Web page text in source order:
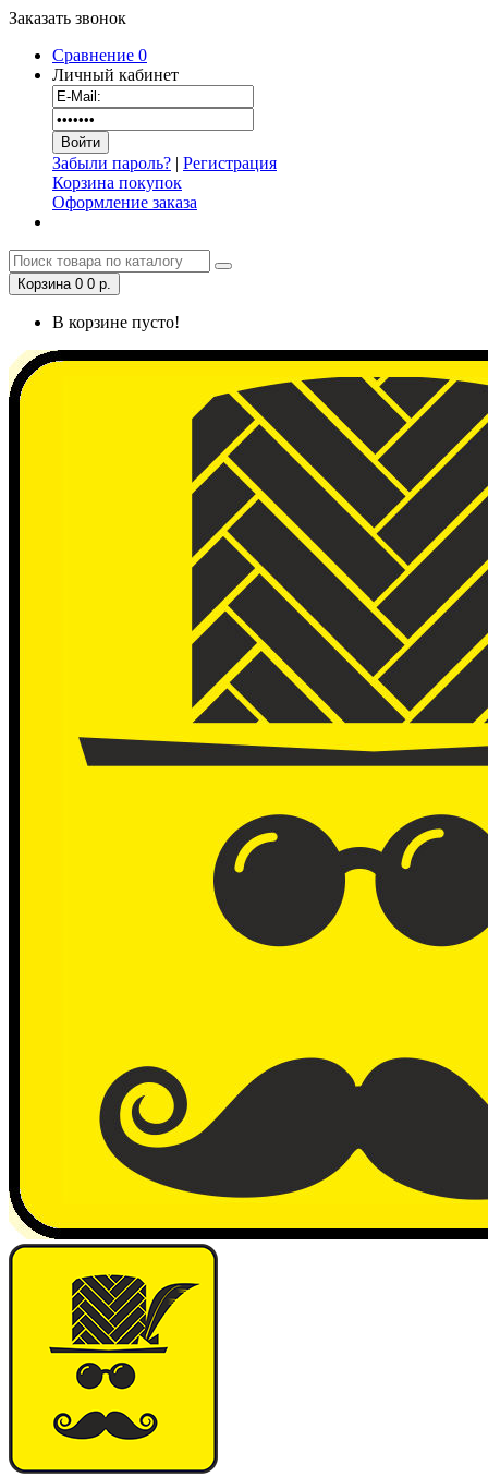
Заказать звонок
Сравнение 0
Личный кабинет
Забыли пароль? | Регистрация
Корзина покупок
Оформление заказа
Корзина 0 0 р.
В корзине пусто!